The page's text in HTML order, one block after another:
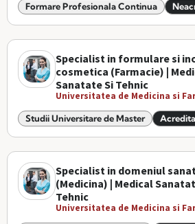
Formare Profesionala Continua
Specialist in formulare si
cosmetica (Farmacie) |
Sanatate Si Tehnic
Universitatea de Medicina si
Studii Universitare de Master
Specialist in domeniul
(Medicina) | Medical
Tehnic
Universitatea de Medicina si